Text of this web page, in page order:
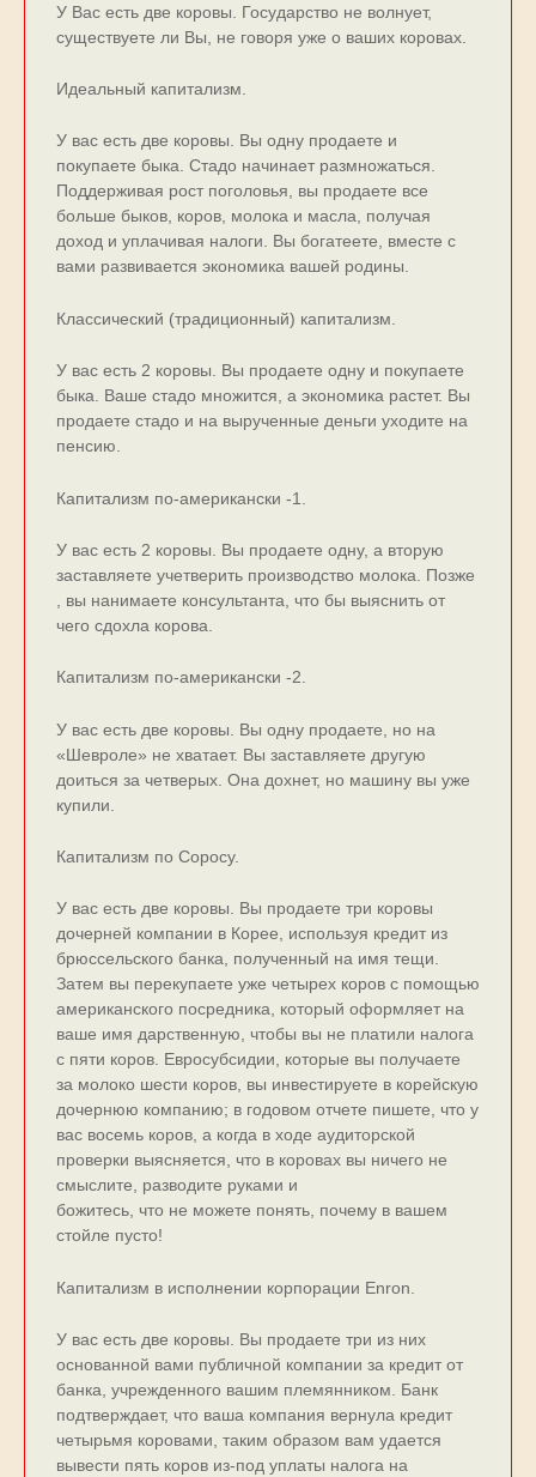
У Вас есть две коровы. Государство не волнует,
существуете ли Вы, не говоря уже о ваших коровах.
Идеальный капитализм.
У вас есть две коровы. Вы одну продаете и
покупаете быка. Стадо начинает размножаться.
Поддерживая рост поголовья, вы продаете все
больше быков, коров, молока и масла, получая
доход и уплачивая налоги. Вы богатеете, вместе с
вами развивается экономика вашей родины.
Классический (традиционный) капитализм.
У вас есть 2 коровы. Вы продаете одну и покупаете
быка. Ваше стадо множится, а экономика растет. Вы
продаете стадо и на вырученные деньги уходите на
пенсию.
Капитализм по-американски -1.
У вас есть 2 коровы. Вы продаете одну, а вторую
заставляете учетверить производство молока. Позже
, вы нанимаете консультанта, что бы выяснить от
чего сдохла корова.
Капитализм по-американски -2.
У вас есть две коровы. Вы одну продаете, но на
«Шевроле» не хватает. Вы заставляете другую
доиться за четверых. Она дохнет, но машину вы уже
купили.
Капитализм по Соросу.
У вас есть две коровы. Вы продаете три коровы
дочерней компании в Корее, используя кредит из
брюссельского банка, полученный на имя тещи.
Затем вы перекупаете уже четырех коров с помощью
американского посредника, который оформляет на
ваше имя дарственную, чтобы вы не платили налога
с пяти коров. Евросубсидии, которые вы получаете
за молоко шести коров, вы инвестируете в корейскую
дочернюю компанию; в годовом отчете пишете, что у
вас восемь коров, а когда в ходе аудиторской
проверки выясняется, что в коровах вы ничего не
смыслите, разводите руками и
божитесь, что не можете понять, почему в вашем
стойле пусто!
Капитализм в исполнении корпорации Enron.
У вас есть две коровы. Вы продаете три из них
основанной вами публичной компании за кредит от
банка, учрежденного вашим племянником. Банк
подтверждает, что ваша компания вернула кредит
четырьмя коровами, таким образом вам удается
вывести пять коров из-под уплаты налога на